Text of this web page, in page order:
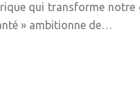
qui transforme notre
» ambitionne de…